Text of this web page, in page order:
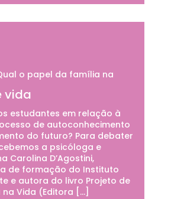
vida
o papel da família na
estudantes em relação à
de autoconhecimento
do futuro? Para debater
a psicóloga e
Carolina D’Agostini,
de formação do Instituto
e autora do livro Projeto de
na Vida (Editora […]